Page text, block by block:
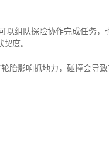
以组队探险协作完成任务
度。
胎影响抓地力，碰撞会导